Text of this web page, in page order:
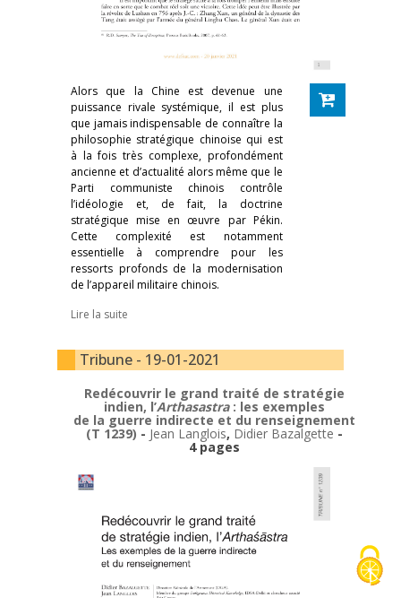
Alors que la Chine est devenue une
puissance rivale systémique, il est plus
que jamais indispensable de connaître la
philosophie stratégique chinoise qui est
à la fois très complexe, profondément
ancienne et d’actualité alors même que le
Parti communiste chinois contrôle
l’idéologie et, de fait, la doctrine
stratégique mise en œuvre par Pékin.
Cette complexité est notamment
essentielle à comprendre pour les
ressorts profonds de la modernisation
de l’appareil militaire chinois.
Lire la suite
Tribune - 19-01-2021
Redécouvrir le grand traité de stratégie
indien, l’Arthasastra: les exemples
de la guerre indirecte et du renseignement
(T 1239) - Jean Langlois, Didier Bazalgette -
4 pages